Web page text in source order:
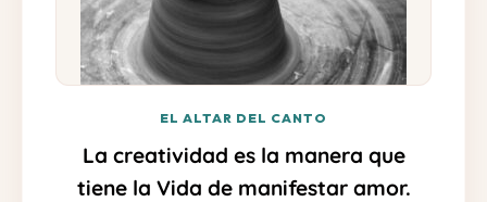
EL ALTAR DEL CANTO
La creatividad es la manera que
tiene la Vida de manifestar amor.